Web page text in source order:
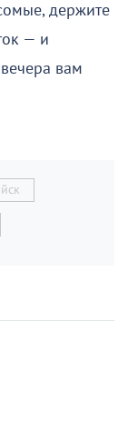
держите
— и
вам